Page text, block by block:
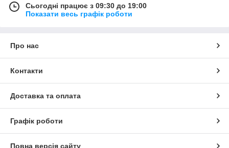
Сьогодні працює з 09:30 до 19:00
Показати весь графік роботи
Про нас
Контакти
Доставка та оплата
Графік роботи
Повна версія сайту